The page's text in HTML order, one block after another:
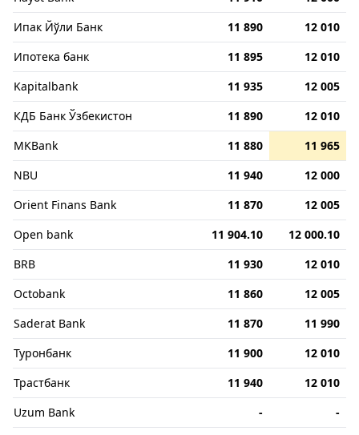
Ипак Йўли Банк
11 890
12 010
Ипотека банк
11 895
12 010
Kapitalbank
11 935
12 005
КДБ Банк Ўзбекистон
11 890
12 010
MKBank
11 880
11 965
NBU
11 940
12 000
Orient Finans Bank
11 870
12 005
Open bank
11 904.10
12 000.10
BRB
11 930
12 010
Octobank
11 860
12 005
Saderat Bank
11 870
11 990
Туронбанк
11 900
12 010
Трастбанк
11 940
12 010
Uzum Bank
-
-